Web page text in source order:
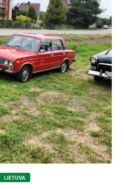
LIETUVA